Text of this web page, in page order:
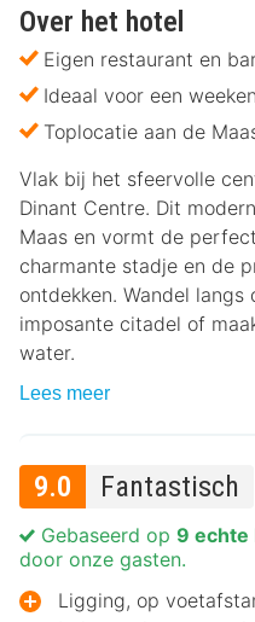
Over het hotel
Eigen restaurant en
Ideaal voor een
Toplocatie aan de
Vlak bij het sfeervolle
Dinant Centre. Dit
Maas en vormt de
charmante stadje en de
ontdekken. Wandel
imposante citadel of
water.
Lees meer
9.0 Fantastisch
Gebaseerd op 9 echte
door onze gasten.
Ligging, op